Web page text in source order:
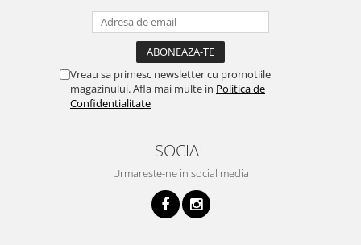
Vreau sa primesc newsletter cu promotiile
magazinului. Afla mai multe in Politica de
Confidentialitate
SOCIAL
Urmareste-ne in social media